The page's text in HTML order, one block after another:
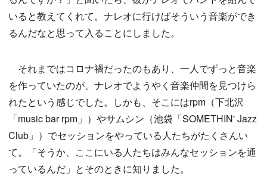
いると教えてくれて。ナレオに行けばそういう音楽ができ
るんだなと思って入ることにしました。
それまではコロナ禍だったのもあり、一人でずっと音楽
を作っていたのが、ナレオでようやく音楽仲間を見つけら
れたという感じでした。しかも、そこにはrpm（下北沢
「music bar rpm」）やサムシン（池袋「SOMETHIN' Jazz
Club」）でセッションをやっている人たちがたくさんい
て。「そうか、ここにいる人たちはみんなセッションを通
っているんだ」とそのときに知りました。